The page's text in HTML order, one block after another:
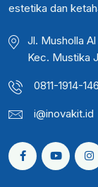
estetika dan
Jl. Musholla Al
Kec. Mustika
0811-1914-146
i@inovakit.id